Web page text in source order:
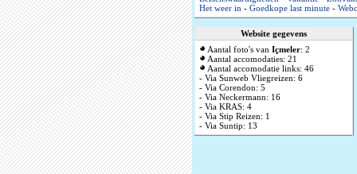
Het weer in- Goedkope last minute-
Website gegevens
Aantal foto's van Içmeler: 2
Aantal accomodaties: 21
Aantal accomodatie links: 46
- Via Sunweb Vliegreizen: 6
- Via Corendon: 5
- Via Neckermann: 16
- Via KRAS: 4
- Via Stip Reizen: 1
- Via Suntip: 13